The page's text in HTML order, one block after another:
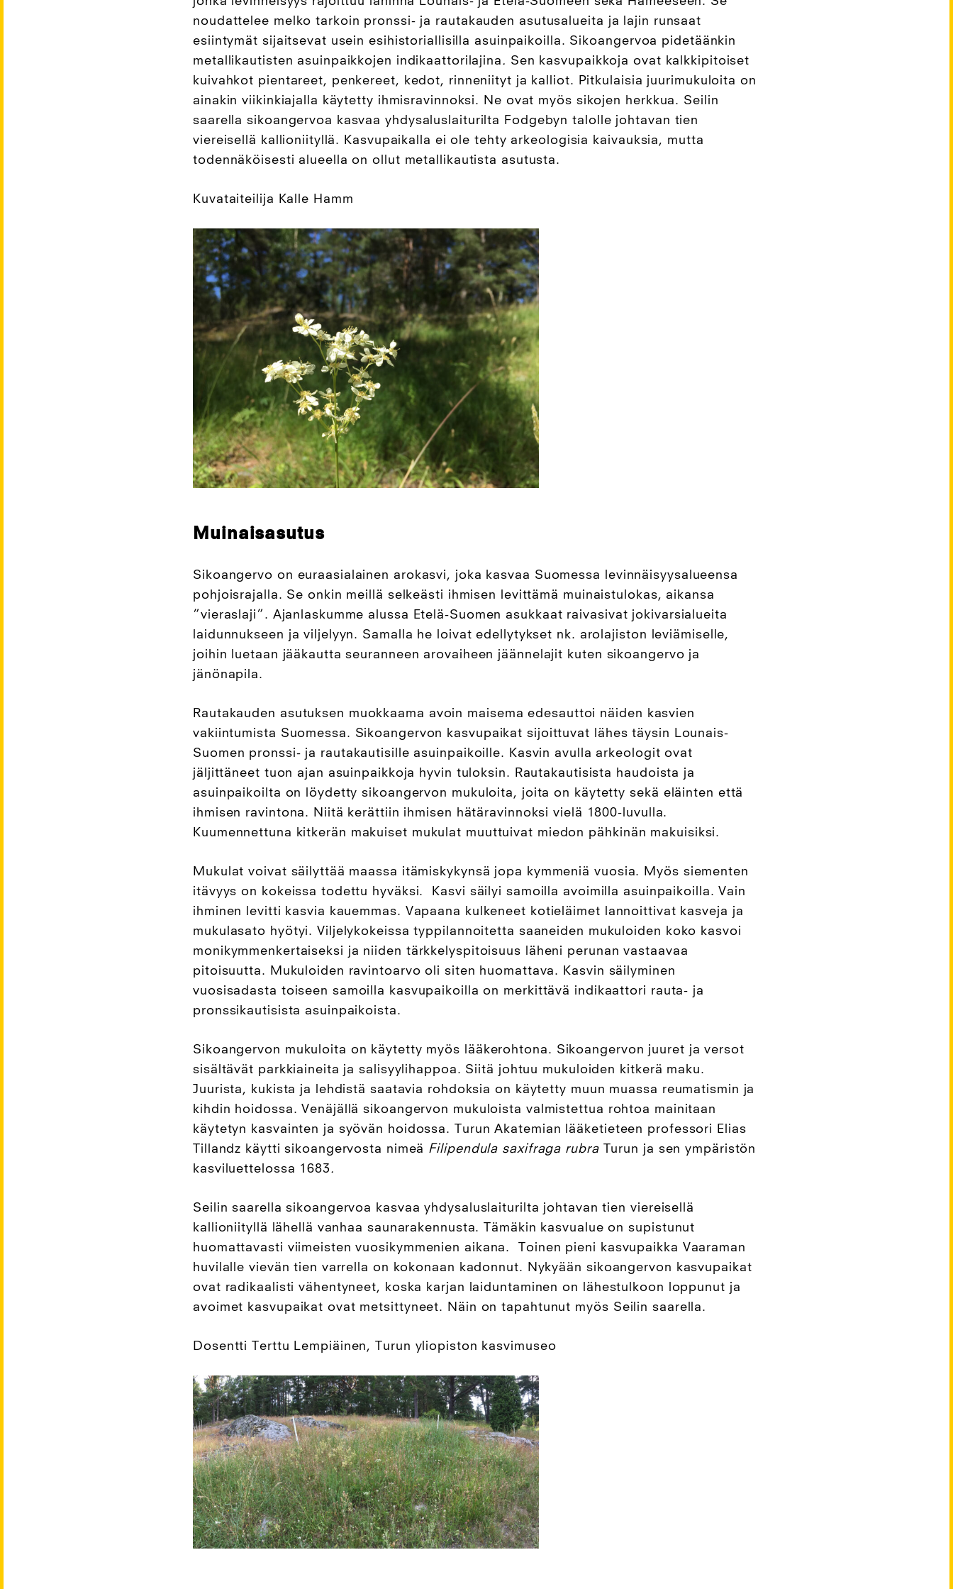
noudattelee melko tarkoin pronssi- ja rautakauden asutusalueita ja lajin runsaat
esiintymät sijaitsevat usein esihistoriallisilla asuinpaikoilla. Sikoangervoa pidetäänkin
metallikautisten asuinpaikkojen indikaattorilajina . Sen kasvupaikkoja ovat kalkkipitoiset
kuivahkot pientareet, penkereet, kedot, rinneniityt ja kalliot. Pitkulaisia juurimukuloita on
ainakin viikinkiajalla käytetty ihmisravinnoksi. Ne ovat myös sikojen herkkua. Seilin
saarella sikoangervoa kasvaa yhdysaluslaiturilta Fodgebyn talolle johtavan tien
viereisellä kallioniityllä. Kasvupaikalla ei ole tehty arkeologisia kaivauksia, mutta
todennäköisesti alueella on ollut metallikautista asutusta.
Kuvataiteilija Kalle Hamm
Muinaisasutus
Sikoangervo on euraasialainen arokasvi, joka kasvaa Suomessa levinnäisyysalueensa
pohjoisrajalla. Se onkin meillä selkeästi ihmisen levittämä muinaistulokas, aikansa
”vieraslaji”. Ajanlaskumme alussa Etelä-Suomen asukkaat raivasivat jokivarsialueita
laidunnukseen ja viljelyyn. Samalla he loivat edellytykset nk. arolajiston leviämiselle,
joihin luetaan jääkautta seuranneen arovaiheen jäännelajit kuten sikoangervo ja
jänönapila.
Rautakauden asutuksen muokkaama avoin maisema edesauttoi näiden kasvien
vakiintumista Suomessa. Sikoangervon kasvupaikat sijoittuvat lähes täysin Lounais-
Suomen pronssi- ja rautakautisille asuinpaikoille. Kasvin avulla arkeologit ovat
jäljittäneet tuon ajan asuinpaikkoja hyvin tuloksin. Rautakautisista haudoista ja
asuinpaikoilta on löydetty sikoangervon mukuloita, joita on käytetty sekä eläinten että
ihmisen ravintona. Niitä kerättiin ihmisen hätäravinnoksi vielä 1800-luvulla.
Kuumennettuna kitkerän makuiset mukulat muuttuivat miedon pähkinän makuisiksi.
Mukulat voivat säilyttää maassa itämiskykynsä jopa kymmeniä vuosia. Myös siementen
itävyys on kokeissa todettu hyväksi.
Kasvi säilyi samoilla avoimilla asuinpaikoilla. Vain
ihminen levitti kasvia kauemmas. Vapaana kulkeneet kotieläimet lannoittivat kasveja ja
mukulasato hyötyi. Viljelykokeissa typpilannoitetta saaneiden mukuloiden koko kasvoi
monikymmenkertaiseksi ja niiden tärkkelyspitoisuus läheni perunan vastaavaa
pitoisuutta. Mukuloiden ravintoarvo oli siten huomattava. Kasvin säilyminen
vuosisadasta toiseen samoilla kasvupaikoilla on merkittävä indikaattori rauta- ja
pronssikautisista asuinpaikoista.
Sikoangervon mukuloita on käytetty myös lääkerohtona. Sikoangervon juuret ja versot
sisältävät parkkiaineita ja salisyylihappoa. Siitä johtuu mukuloiden kitkerä maku.
Juurista, kukista ja lehdistä saatavia rohdoksia on käytetty muun muassa reumatismin ja
kihdin hoidossa. Venäjällä sikoangervon mukuloista valmistettua rohtoa mainitaan
käytetyn kasvainten ja syövän hoidossa. Turun Akatemian lääketieteen professori Elias
Tillandz käytti sikoangervosta nimeä Filipendula saxifraga rubraTurun ja sen ympäristön
kasviluettelossa 1683.
Seilin saarella sikoangervoa kasvaa yhdysaluslaiturilta johtavan tien viereisellä
kallioniityllä lähellä vanhaa saunarakennusta. Tämäkin kasvualue on supistunut
huomattavasti viimeisten vuosikymmenien aikana.
Toinen pieni kasvupaikka Vaaraman
huvilalle vievän tien varrella on kokonaan kadonnut. Nykyään sikoangervon kasvupaikat
ovat radikaalisti vähentyneet, koska karjan laiduntaminen on lähestulkoon loppunut ja
avoimet kasvupaikat ovat metsittyneet. Näin on tapahtunut myös Seilin saarella.
Dosentti Terttu Lempiäinen, Turun yliopiston kasvimuseo